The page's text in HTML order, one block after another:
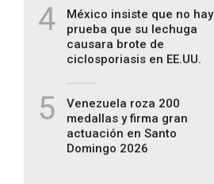
4
México insiste que no hay
prueba que su lechuga
causara brote de
ciclosporiasis en EE.UU.
5
Venezuela roza 200
medallas y firma gran
actuación en Santo
Domingo 2026